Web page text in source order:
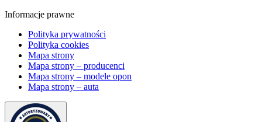
Informacje prawne
Polityka prywatności
Polityka cookies
Mapa strony
Mapa strony – producenci
Mapa strony – modele opon
Mapa strony – auta